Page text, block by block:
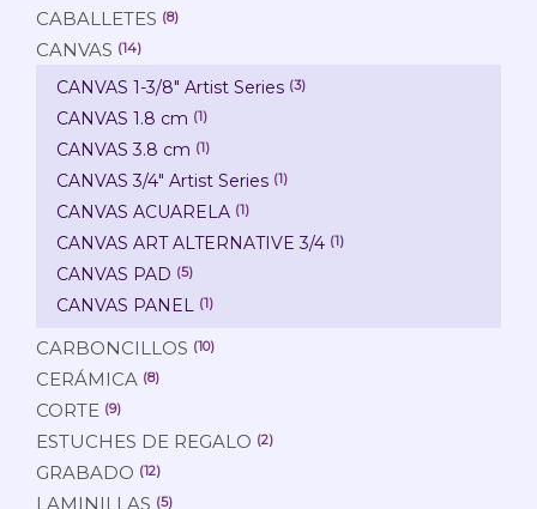
CABALLETES (8)
CANVAS (14)
CANVAS 1-3/8" Artist Series (3)
CANVAS 1.8 cm (1)
CANVAS 3.8 cm (1)
CANVAS 3/4" Artist Series (1)
CANVAS ACUARELA (1)
CANVAS ART ALTERNATIVE 3/4 (1)
CANVAS PAD (5)
CANVAS PANEL (1)
CARBONCILLOS (10)
CERÁMICA (8)
CORTE (9)
ESTUCHES DE REGALO (2)
GRABADO (12)
LAMINILLAS (5)